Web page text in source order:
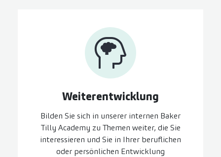
Weiter­entwicklung
Bilden Sie sich in unserer internen Baker
Tilly Academy zu Themen weiter, die Sie
interessieren und Sie in Ihrer beruflichen
oder persönlichen Entwicklung